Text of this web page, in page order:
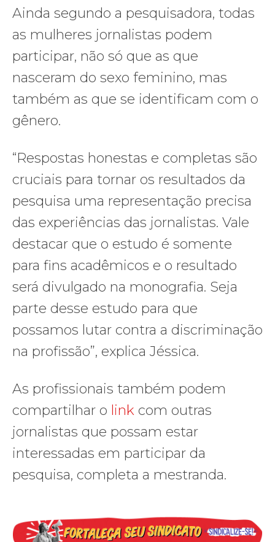
Ainda segundo a pesquisadora, todas
as mulheres jornalistas podem
participar, não só que as que
nasceram do sexo feminino, mas
também as que se identificam com o
gênero.
“Respostas honestas e completas são
cruciais para tornar os resultados da
pesquisa uma representação precisa
das experiências das jornalistas. Vale
destacar que o estudo é somente
para fins acadêmicos e o resultado
será divulgado na monografia. Seja
parte desse estudo para que
possamos lutar contra a discriminação
na profissão”, explica Jéssica.
As profissionais também podem
compartilhar o link com outras
jornalistas que possam estar
interessadas em participar da
pesquisa, completa a mestranda.